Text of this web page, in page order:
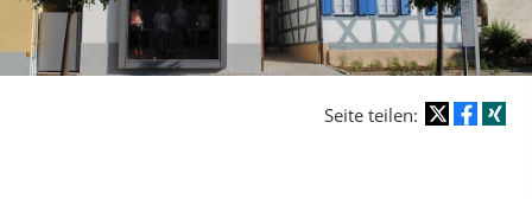
Seite teilen: